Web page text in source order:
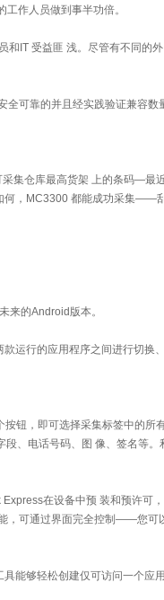
作人员做到事半功倍。
和IT 受益匪 浅。尽管有不同的外
全可靠的并且经实践验证兼容数
集仓库最高货架 上的条码—最
何，MC3300 都能成功采集——刮
来的Android版本。
运行的应用程序之间进行切换、
钮，即可选择采集标签中的所
、电话号码、图 像、签名等。
在设备中预 装和预许可，
，可通过界面完全控制——您可
能够轻松创建仅可访问一个应用